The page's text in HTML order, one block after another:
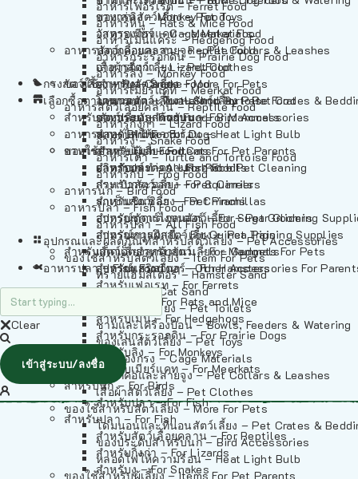
อาหารเฟอร์เร็ต – Ferret Food
อาหารหนู – Rats & Mice Food
อาหารเม่นแคระ – Hedgehog Food
อาหารกระรอกดิน – Prairie Dog Food
อาหารลิง – Monkey Food
อาหารเมียร์แคท – Meerkat Food
อาหารสัตว์เลี้อยคลาน – Reptile Food
อาหารกิ้งก่า – Lizard Food
อาหารงู – Snake Food
อาหารเต่า – Turtle and Tortoise Food
อาหารกบ – Frog Food
อาหารนก – Bird Food
อาหารปลา – Fish Food
อาหารปลา – All Fish Food
อุปกรณและผลิตภัณฑ์สำหรับสัตว์เลี้ยง – Pet Accessories
ของใช้สำหรับสัตว์เลี้ยง – Item For Pets
ทรายแฮมสเตอร์ – Hamster Sand
ทรายแมว – Cat Sand
ห้องน้ำสัตว์เลี้ยง – Pet Toilets
ชามและเครื่องป้อน – Bowls, Feeders & Watering
ของเล่นสัตว์เลี้ยง – Pet Toys
วัสดุรองกรง – Cage Materials
ปลอกคอและสายจูง – Pet Collars & Leashes
เสื้อผ้าสัตว์เลี้ยง – Pet Clothes
ของใช้สำหรับสัตว์เลี้ยง – More For Pets
โดมนอนและที่นอนสัตว์เลี้ยง – Pet Crates &
ของประดับสำหรับนก – Bird Accessories
หลอดไฟให้ความร้อน – Heat Light Bulb
ของใช้สำหรับผู้เลี้ยง – Items For Pet Parents
อาหารลิง – Monkey Food
อาหารเมียร์แคท – Meerkat Food
อาหารสัตว์เลี้อยคลาน – Reptile Food
อาหารกิ้งก่า – Lizard Food
อาหารงู – Snake Food
อาหารเต่า – Turtle and Tortoise Food
อาหารกบ – Frog Food
อาหารนก – Bird Food
อาหารปลา – Fish Food
อาหารปลา – All Fish Food
ของเล่นสัตว์เลี้ยง – Pet Toys
วัสดุรองกรง – Cage Materials
ปลอกคอและสายจูง – Pet Collars & Leashes
เสื้อผ้าสัตว์เลี้ยง – Pet Clothes
ของใช้สำหรับสัตว์เลี้ยง – More For Pets
โดมนอนและที่นอนสัตว์เลี้ยง – Pet Crates &
ของประดับสำหรับนก – Bird Accessories
หลอดไฟให้ความร้อน – Heat Light Bulb
ของใช้สำหรับผู้เลี้ยง – Items For Pet Parents
ผลิตภัณฑ์ทำความสะอาด – Pet Cleaning
กระเป๋าสัตว์เลี้ยง – Pet Carriers
รถเข็นสัตว์เลี้ยง – Pet Prams
อุปกรณ์ตัดแต่งขนสัตว์เลี้ยง – Pet Grooming
อุปกรณ์การฝึกสัตว์เลี้ยง – Pet Training Supplies
แก็ดเจ็ตสำหรับสัตว์เลี้ยง – Gadgets For Pets
อุปกรณ์เสริมอื่นๆ – Other Accessories For
กรงสัตว์เลี้ยง – Pet Cages
เลือกซื้อตามหมวดสัตว์เลี้ยง – Shop By Pet
สำหรับสัตว์เลี้ยงลูกด้วยนม – For Mammals
สำหรับสุนัข – For Dogs
สำหรับแมว – For Cats
สำหรับกระต่าย – For Rabbits
สำหรับกระรอก – For Squirrels
สำหรับชินชิล่า – For Chinchillas
สำหรับชูการ์ไกลเดอร์ – For Sugar Gliders
สำหรับหนูแกสบี้ – For Guinea Pigs
สำหรับสัตว์เลี้ยงลูกด้วยนม – For Mammals
สำหรับแฮมสเตอร์ – For Hamsters
สำหรับเฟอเรท – For Ferrets
สำหรับหนู – For Rats and Mice
สำหรับเม่น – For Hedgehogs
สำหรับกระรอกดิน – For Prairie Dogs
สำหรับลิง – For Monkeys
สำหรับเมียร์แคท – For Meerkats
สำหรับนก – For Birds
สำหรับปลา – For Fish
สำหรับปลา – For Fish
สำหรับสัตว์เลื้อยคลาน – For Reptiles
สำหรับกิ้งก่า – For Lizards
สำหรับงู – For Snakes
อาหารปลา – Fish Food
Clear
เข้าสู่ระบบ/ลงชื่อ